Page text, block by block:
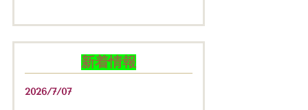
新着情報
2026/7/07